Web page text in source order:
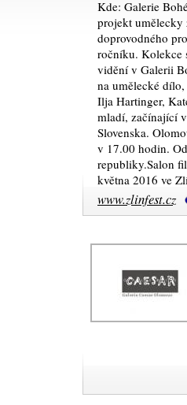
Kde: Galerie
projekt umělecky
doprovodného
ročníku. Kolekce
vidění v Galerii
na umělecké
Ilja Hartinger,
mladí, začínající
Slovenska.
v 17.00 hodin.
republiky.Salon
května 2016 ve
www.zlinfest.cz